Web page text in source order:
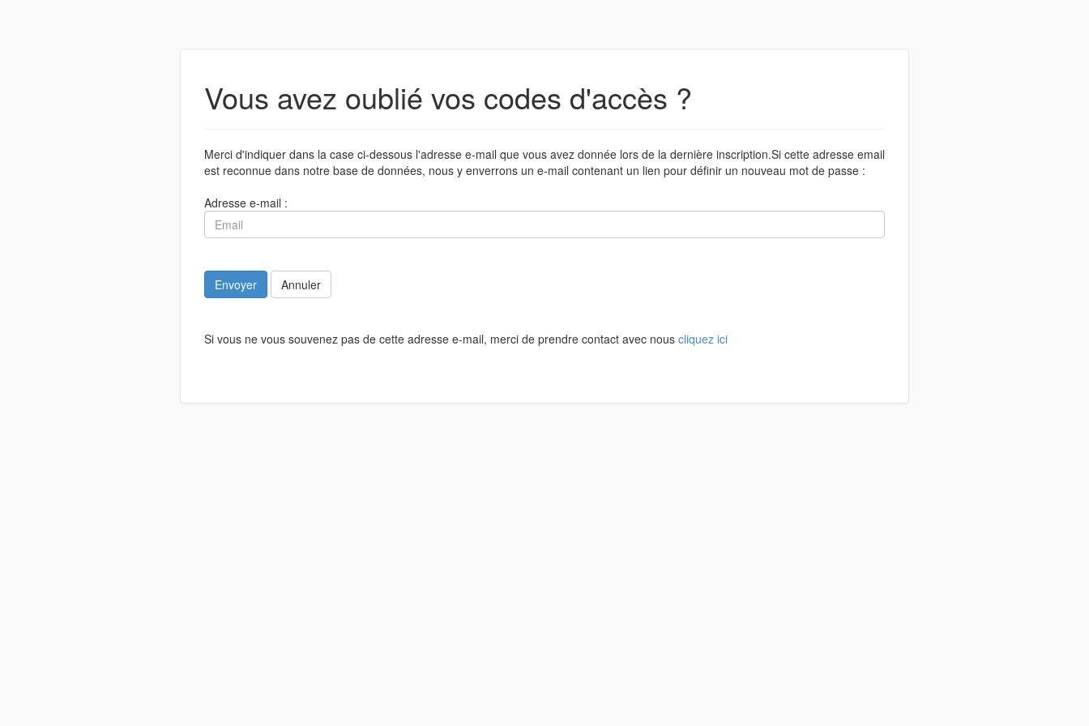
Vous avez oublié vos codes d'accès ?
Merci d'indiquer dans la case ci-dessous l'adresse e-mail que vous avez donnée lors de la dernière inscription.Si cette adresse email
est reconnue dans notre base de données, nous y enverrons un e-mail contenant un lien pour définir un nouveau mot de passe :
Adresse e-mail :
Envoyer Annuler
Si vous ne vous souvenez pas de cette adresse e-mail, merci de prendre contact avec nous cliquez ici